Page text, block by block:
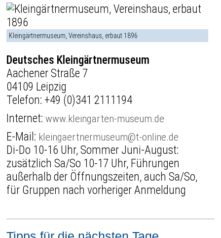
Kleingärtnermuseum, Vereinshaus, erbaut 1896
Deutsches Kleingärtnermuseum
Aachener Straße 7
04109 Leipzig
Telefon: +49 (0)341 2111194
Internet:www.kleingarten-museum.de
E-Mail: kleingaertnermuseum@t-online.de
Di-Do 10-16 Uhr, Sommer Juni-August:
zusätzlich Sa/So 10-17 Uhr, Führungen
außerhalb der Öffnungszeiten, auch Sa/So,
für Gruppen nach vorheriger Anmeldung